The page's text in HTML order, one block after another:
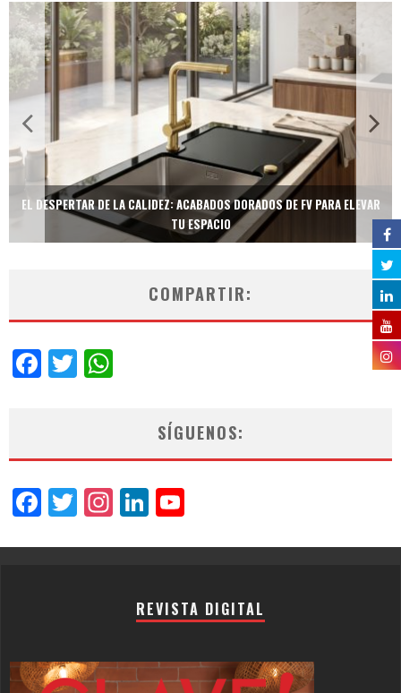
EL DESPERTAR DE LA CALIDEZ: ACABADOS DORADOS DE FV PARA ELEVAR
TU ESPACIO
COMPARTIR:
Facebook
Twitter
SÍGUENOS:
Facebook
Twitter
Instagram
LinkedIn
REVISTA DIGITAL